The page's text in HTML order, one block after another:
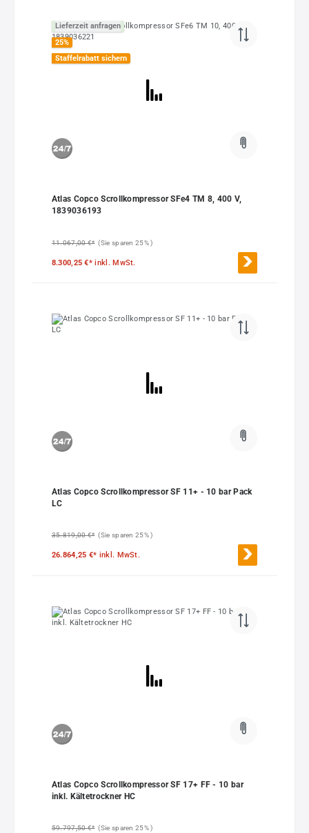
Lieferzeit anfragen
25%
Staffelrabatt sichern
Atlas Copco Scrollkompressor SFe4 TM 8, 400 V,
1839036193
11.067,00 €* (Sie sparen 25% )
8.300,25 €*inkl. MwSt.
Atlas Copco Scrollkompressor SF 11+ - 10 bar Pack
LC
35.819,00 €* (Sie sparen 25% )
26.864,25 €* inkl. MwSt.
Atlas Copco Scrollkompressor SF 17+ FF - 10 bar
inkl. Kältetrockner HC
59.797,50 €* (Sie sparen 25% )